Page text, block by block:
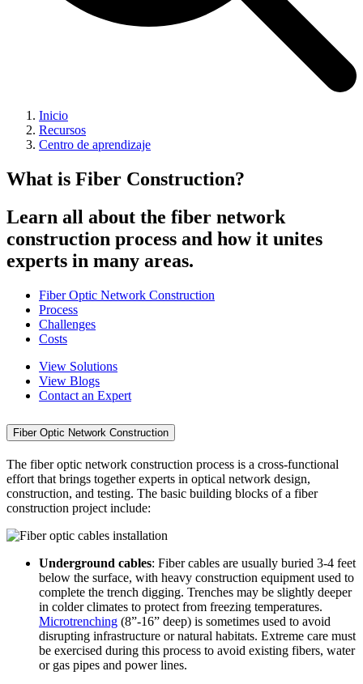
Inicio
Recursos
Centro de aprendizaje
What is Fiber Construction?
Learn all about the fiber network
construction process and how it unites
experts in many areas.
Fiber Optic Network Construction
Process
Challenges
Costs
View Solutions
View Blogs
Contact an Expert
Fiber Optic Network Construction
The fiber optic network construction process is a cross-functional
effort that brings together experts in optical network design,
construction, and testing. The basic building blocks of a fiber
construction project include:
Underground cables: Fiber cables are usually buried 3-4 feet
below the surface, with heavy construction equipment used to
complete the trench digging. Trenches may be slightly deeper
in colder climates to protect from freezing temperatures.
Microtrenching (8”-16” deep) is sometimes used to avoid
disrupting infrastructure or natural habitats. Extreme care must
be exercised during this process to avoid existing fibers, water
or gas pipes and power lines.